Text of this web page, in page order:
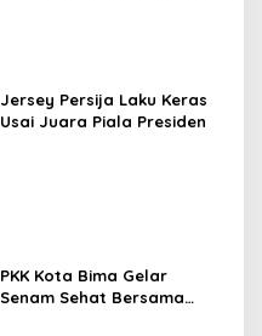
Jersey Persija Laku Keras
Usai Juara Piala Presiden
PKK Kota Bima Gelar
Senam Sehat Bersama